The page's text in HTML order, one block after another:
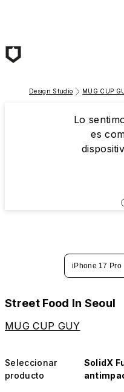
Design Studio MUG CUP
Lo
es
iPhone 17 Pro
Street Food In Seoul
MUG CUP GUY
Seleccionar
producto
SolidX